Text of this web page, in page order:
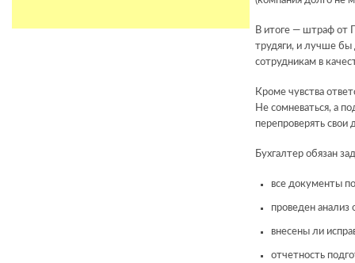
В итоге — штраф от
трудяги, и лучше
сотрудникам в
Кроме чувства
Не сомневаться, а
перепроверять свои
Бухгалтер обязан
все документы
проведен анализ
внесены ли
отчетность